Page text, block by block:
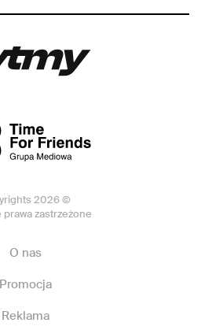
2026 ©
prawa zastrzeżone
O nas
Promocja
Reklama